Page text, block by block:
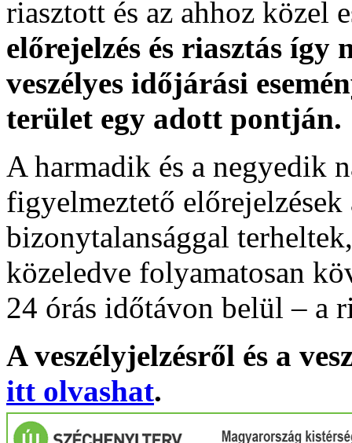
riasztott és az ahhoz közel
előrejelzés és riasztás
veszélyes időjárási
terület egy adott pontján.
A harmadik és a negyedik
figyelmeztető
bizonytalansággal
közeledve folyamatosan
24 órás időtávon belül – a
A veszélyjelzésről és a
itt olvashat.